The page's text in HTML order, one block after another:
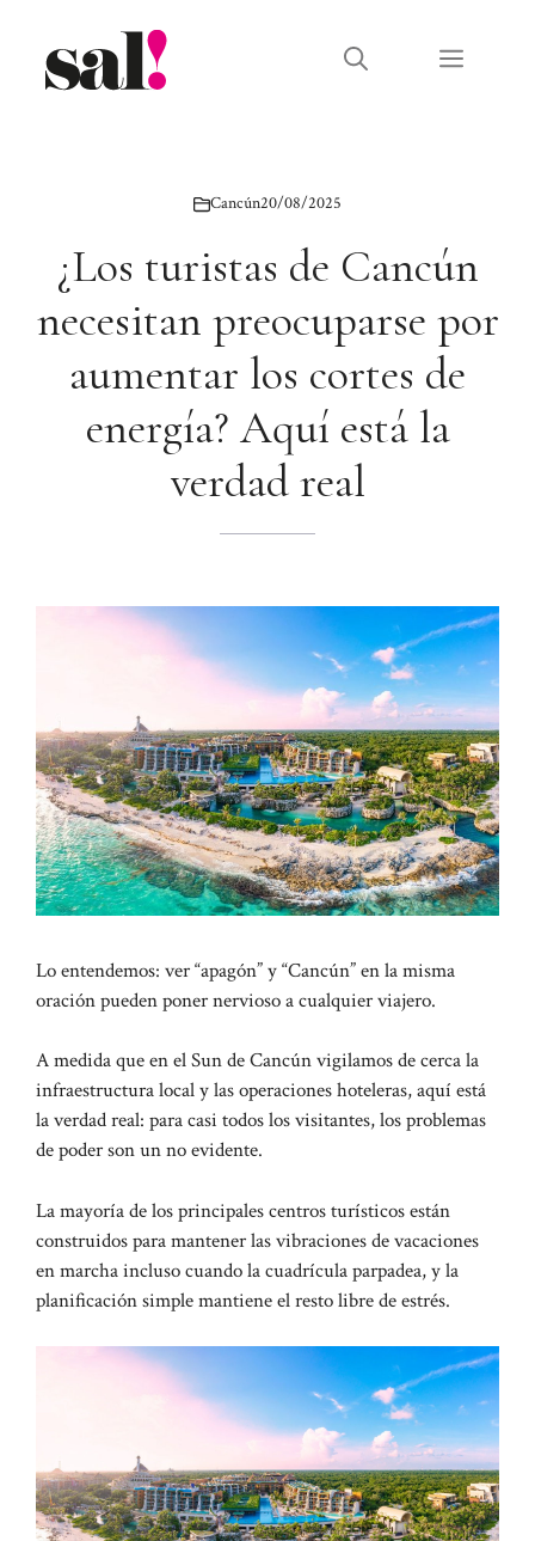
contenido
Menú
Cancún20/08/2025
¿Los turistas de Cancún
necesitan preocuparse por
aumentar los cortes de
energía? Aquí está la
verdad real
Lo entendemos: ver “apagón” y “Cancún” en la misma
oración pueden poner nervioso a cualquier viajero.
A medida que en el Sun de Cancún vigilamos de cerca la
infraestructura local y las operaciones hoteleras, aquí está
la verdad real: para casi todos los visitantes, los problemas
de poder son un no evidente.
La mayoría de los principales centros turísticos están
construidos para mantener las vibraciones de vacaciones
en marcha incluso cuando la cuadrícula parpadea, y la
planificación simple mantiene el resto libre de estrés.